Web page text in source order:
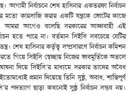
আগামী নির্বাচনে শেখ হাসিনার একতরফা নির্বাচন
কারসাজি করার একটি যন্ত্রকে ভোটের কাজে
আমরা আগেও বলেছি সরকারের আজ্ঞাবাহী এই
হতে পারে না। বর্তমান সিইসি সবচেয়ে যেটির
শেখ হাসিনার কর্তৃত্ব সম্প্রসারণে নির্বাচন কমিশন
গিয়ে সিইসি স্বেচ্ছায় নিজের ভাবমূর্তিকে অতলে
দিয়ে সিইসি’র মাধ্যমে সরকার তাদের অবৈধ
প্রমান দিয়েছে তিনি সুষ্ঠু, অবাধ, শান্তিপূর্ণ
পদত্যাগ ছাড়া কখনোই সুষ্ঠু নির্বাচন সম্ভব নয়।